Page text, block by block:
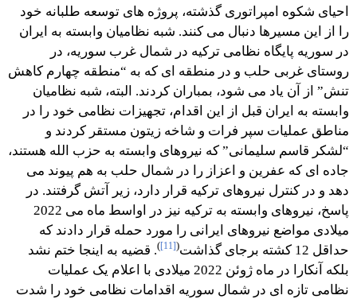
احیای شکوه امپراتوری گذشته، پروژه های توسعه طلبانه خود
را از این مسیرها دنبال می کنند. شبه نظامیان وابسته به ایران
در سوریه پایگاه نظامی ترکیه در شمال غرب سوریه، در
روستای غربی حلب و در منطقه ای که به “منطقه چهارم کاهش
تنش” از آن یاد می شود، بمباران کردند. البته، شبه نظامیان
وابسته به ایران قبل از این اقدام، تجهیزات نظامی خود را در
مناطق عملیات سپر فرات و شاخه زیتون مستقر کردند و
“لشکر قاسم سلیمانی” که نیروهای وابسته به حزب الله هستند،
جاده ای که عفرین و اعزاز را در شمال حلب به هم پیوند می
دهد و در کنترل نیروهای ترکیه قرار دارد، زیر آتش گرفتند. در
پاسخ، نیروهای وابسته به ترکیه نیز در اواسط ماه می 2022
میلادی مواضع نیروهای ایرانی را مورد حمله قرار دادند که
حداقل 12 کشته برجای گذاشت
(
[11]
). قضیه به اینجا ختم نشد
بلکه آنکارا در ماه ژوئن 2022 میلادی با اعلام یک عملیات
نظامی تازه ای در شمال سوریه اقدامات نظامی خود را شدت